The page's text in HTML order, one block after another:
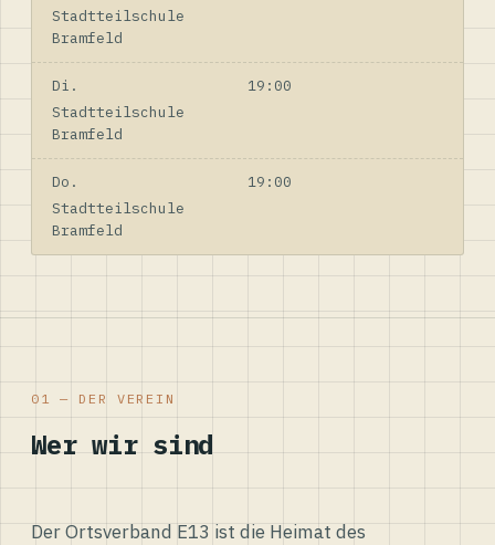
Stadtteilschule
Bramfeld
Di.
19:00
Stadtteilschule
Bramfeld
Do.
19:00
Stadtteilschule
Bramfeld
01 — DER VEREIN
Wer wir sind
Der Ortsverband E13 ist die Heimat des